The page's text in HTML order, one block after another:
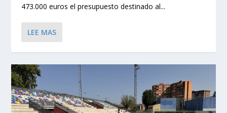
473.000 euros el presupuesto destinado al...
LEE MAS